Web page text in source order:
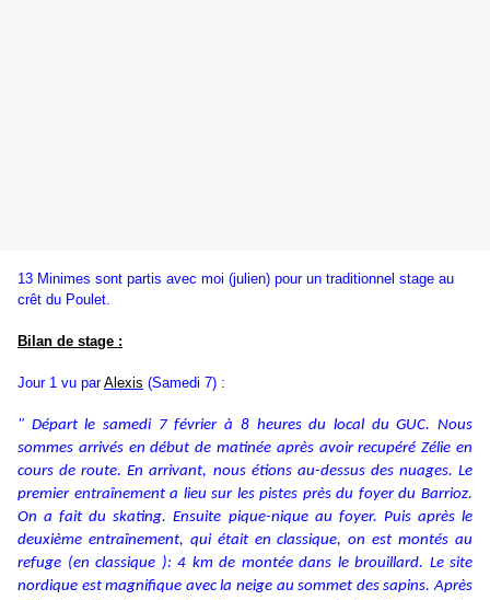
13 Minimes sont partis avec moi (julien) pour un traditionnel stage au
crêt du Poulet.
Bilan de stage :
Jour 1 vu parAlexis (Samedi 7) :
" Départ le samedi 7 février à 8 heures du local du GUC. Nous
sommes arrivés en début de matinée après avoir recupéré Zélie en
cours de route.En arrivant, nous étions au-dessus des nuages.Le
premier entraînement a lieu sur les pistes près du foyer du Barrioz.
On a fait du skating.Ensuite pique-nique au foyer. Puis après le
deuxième entraînement, qui était en classique, on est montés au
refuge (en classique ): 4 km de montée dans le brouillard. Le site
nordique est magnifique avec la neige au sommet des sapins.Après